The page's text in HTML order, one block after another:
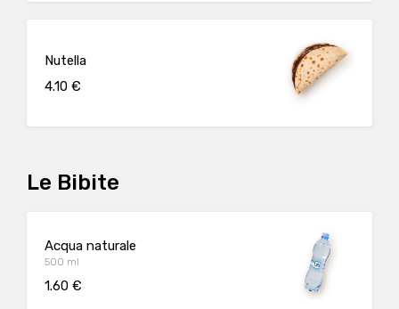
Nutella
4.10 €
Le Bibite
Acqua naturale
500 ml
1.60 €